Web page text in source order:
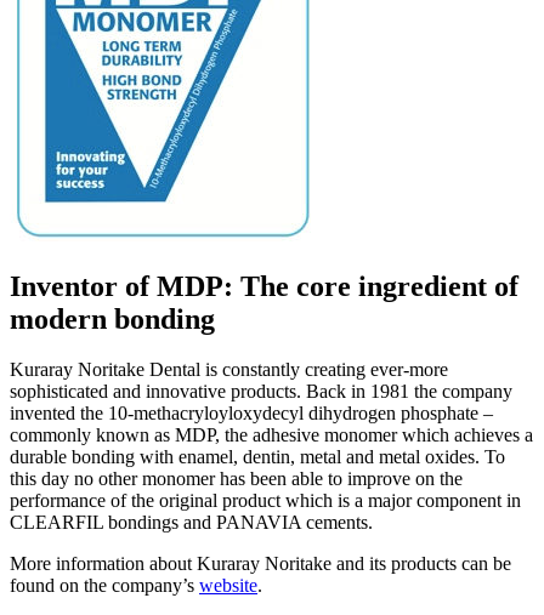
Inventor of MDP: The core ingredient of
modern bonding
Kuraray Noritake Dental is constantly creating ever-more
sophisticated and innovative products. Back in 1981 the company
invented the 10-methacryloyloxydecyl dihydrogen phosphate –
commonly known as MDP, the adhesive monomer which achieves a
durable bonding with enamel, dentin, metal and metal oxides. To
this day no other monomer has been able to improve on the
performance of the original product which is a major component in
CLEARFIL bondings and PANAVIA cements.
More information about Kuraray Noritake and its products can be
found on the company’s website.